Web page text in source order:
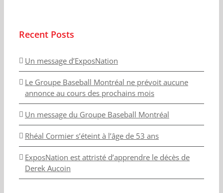
Recent Posts
Un message d’ExposNation
Le Groupe Baseball Montréal ne prévoit aucune
annonce au cours des prochains mois
Un message du Groupe Baseball Montréal
Rhéal Cormier s’éteint à l’âge de 53 ans
ExposNation est attristé d’apprendre le décès de
Derek Aucoin